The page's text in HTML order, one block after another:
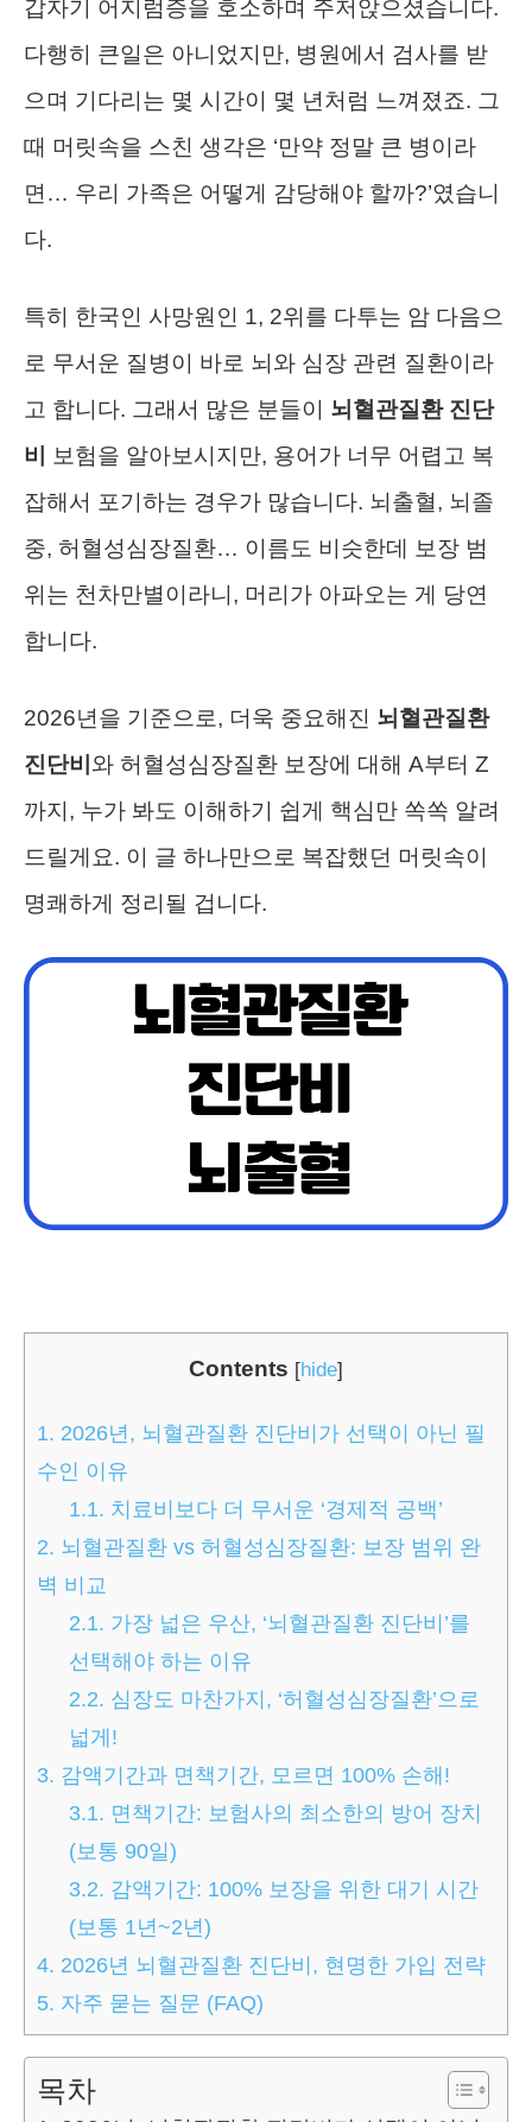
갑자기 어지럼증을 호소하며 주저앉으셨습니다.
다행히 큰일은 아니었지만, 병원에서 검사를 받
으며 기다리는 몇 시간이 몇 년처럼 느껴졌죠. 그
때 머릿속을 스친 생각은 ‘만약 정말 큰 병이라
면… 우리 가족은 어떻게 감당해야 할까?’였습니
다.
특히 한국인 사망원인 1, 2위를 다투는 암 다음으
로 무서운 질병이 바로 뇌와 심장 관련 질환이라
고 합니다. 그래서 많은 분들이 뇌혈관질환 진단
비
보험을 알아보시지만, 용어가 너무 어렵고 복
잡해서 포기하는 경우가 많습니다. 뇌출혈, 뇌졸
중, 허혈성심장질환… 이름도 비슷한데 보장 범
위는 천차만별이라니, 머리가 아파오는 게 당연
합니다.
2026년을 기준으로, 더욱 중요해진 뇌혈관질환
진단비 와 허혈성심장질환 보장에 대해 A부터 Z
까지, 누가 봐도 이해하기 쉽게 핵심만 쏙쏙 알려
드릴게요. 이 글 하나만으로 복잡했던 머릿속이
명쾌하게 정리될 겁니다.
Contents [hide]
1. 2026년, 뇌혈관질환 진단비가 선택이 아닌 필
수인 이유
1.1. 치료비보다 더 무서운 ‘경제적 공백’
2. 뇌혈관질환 vs 허혈성심장질환: 보장 범위 완
벽 비교
2.1. 가장 넓은 우산, ‘뇌혈관질환 진단비’를
선택해야 하는 이유
2.2. 심장도 마찬가지, ‘허혈성심장질환’으로
넓게!
3. 감액기간과 면책기간, 모르면 100% 손해!
3.1. 면책기간: 보험사의 최소한의 방어 장치
(보통 90일)
3.2. 감액기간: 100% 보장을 위한 대기 시간
(보통 1년~2년)
4. 2026년 뇌혈관질환 진단비, 현명한 가입 전략
5. 자주 묻는 질문 (FAQ)
목차